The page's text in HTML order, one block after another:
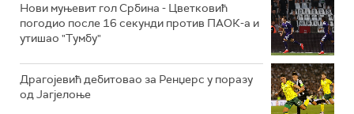
Нови муњевит гол Србина - Цветковић
погодио после 16 секунди против ПАОК-а и
утишао "Тумбу"
Драгојевић дебитовао за Ренџерс у поразу
од Јагјелоње